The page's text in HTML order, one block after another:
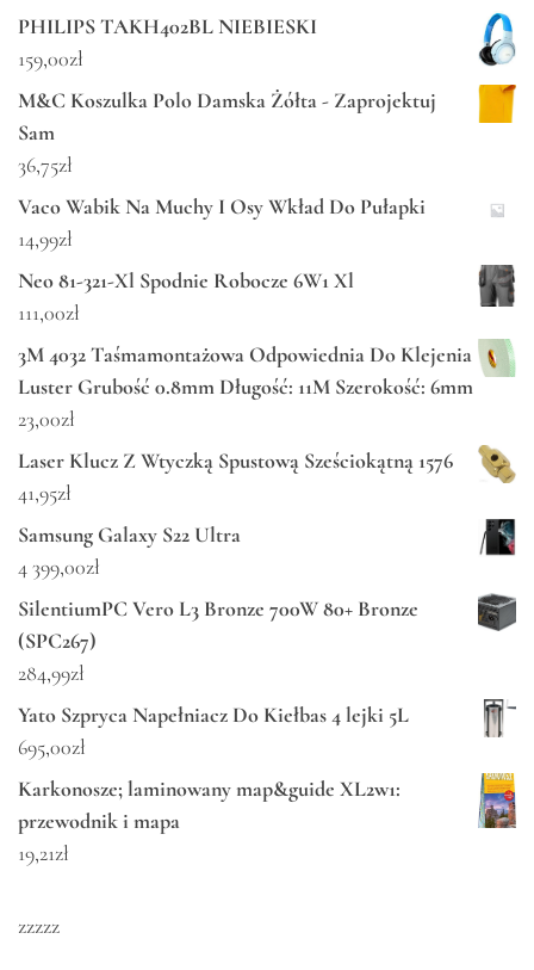
PHILIPS TAKH402BL NIEBIESKI
159,00zł
M&C Koszulka Polo Damska Żółta - Zaprojektuj
Sam
36,75zł
Vaco Wabik Na Muchy I Osy Wkład Do Pułapki
14,99zł
Neo 81-321-Xl Spodnie Robocze 6W1 Xl
111,00zł
3M 4032 Taśmamontażowa Odpowiednia Do Klejenia
Luster Grubość 0.8mm Długość: 11M Szerokość: 6mm
23,00zł
Laser Klucz Z Wtyczką Spustową Sześciokątną 1576
41,95zł
Samsung Galaxy S22 Ultra
4 399,00zł
SilentiumPC Vero L3 Bronze 700W 80+ Bronze
(SPC267)
284,99zł
Yato Szpryca Napełniacz Do Kiełbas 4 lejki 5L
695,00zł
Karkonosze; laminowany map&guide XL2w1:
przewodnik i mapa
19,21zł
zzzzz